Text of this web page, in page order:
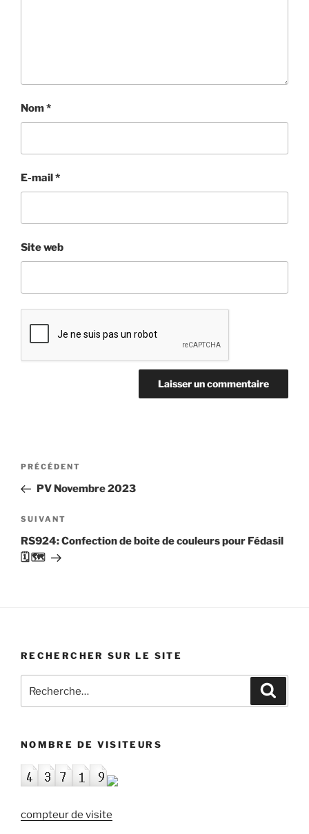
Nom*
E-mail *
Site web
Navigation
l’article
Article
précédent
PRÉCÉDENT
PV Novembre 2023
Article
suivant
SUIVANT
RS924: Confection de boite de couleurs pour Fédasil
🗓 🗺
RECHERCHER SUR LE SITE
pour
NOMBRE DE VISITEURS
compteur de visite